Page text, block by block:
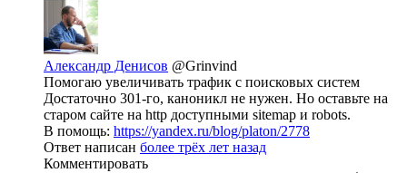
Александр Денисов @Grinvind
Помогаю увеличивать трафик с поисковых систем
Достаточно 301-го, каноникл не нужен. Но оставьте на
старом сайте на http доступными sitemap и robots.
В помощь: https://yandex.ru/blog/platon/2778
Ответ написан более трёх лет назад
Комментировать